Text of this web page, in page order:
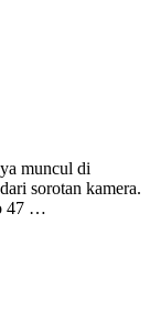
muncul di
sorotan kamera.
47 …